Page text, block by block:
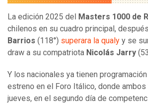
La edición 2025 del Masters 1000 de
chilenos en su cuadro principal,
Barrios (118°) superara la qualy y se
draw a su compatriota Nicolás Jarry
Y los nacionales ya tienen
estreno en el Foro Itálico, donde
jueves, en el segundo día de